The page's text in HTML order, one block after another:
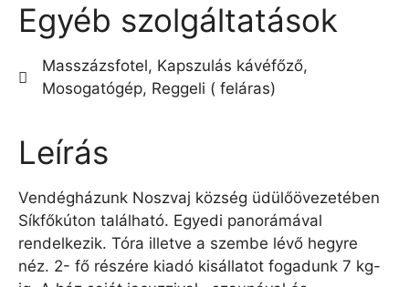
Egyéb szolgáltatások
Masszázsfotel, Kapszulás kávéfőző,
Mosogatógép, Reggeli ( feláras)
Leírás
Vendégházunk Noszvaj község üdülőövezetében
Síkfőkúton található. Egyedi panorámával
rendelkezik. Tóra illetve a szembe lévő hegyre
néz. 2- fő részére kiadó kisállatot fogadunk 7 kg-